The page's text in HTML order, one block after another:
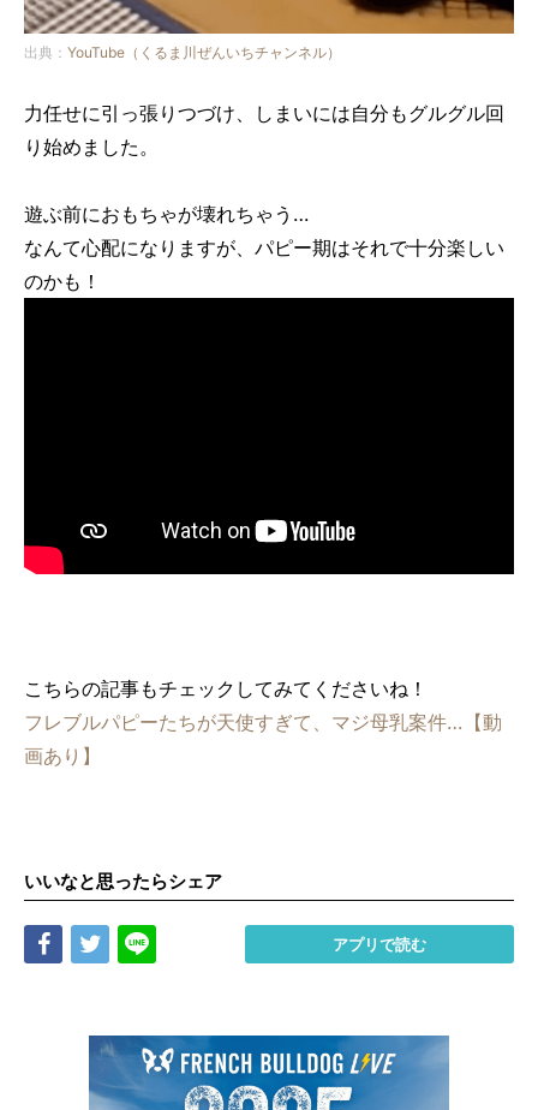
出典： YouTube（くるま川ぜんいちチャンネル）
力任せに引っ張りつづけ、しまいには自分もグルグル回
り始めました。
遊ぶ前におもちゃが壊れちゃう…
なんて心配になりますが、パピー期はそれで十分楽しい
のかも！
こちらの記事もチェックしてみてくださいね！
フレブルパピーたちが天使すぎて、マジ母乳案件…【動
画あり】
いいなと思ったらシェア
Share Tweet アプリで読む